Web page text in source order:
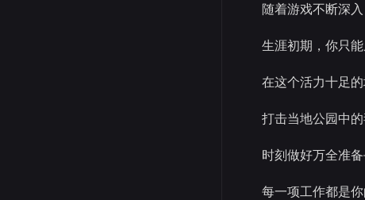
随着游戏不断深
生涯初期，你只
在这个活力十足
打击当地公园中
时刻做好万全准
每一项工作都是你